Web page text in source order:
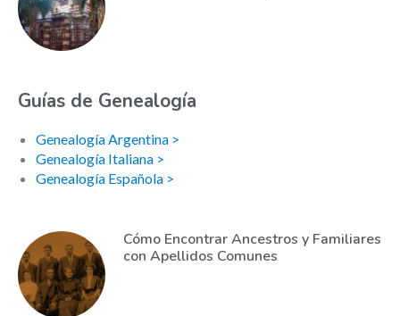
Guías de Genealogía
Genealogía Argentina >
Genealogía Italiana >
Genealogía Española >
Cómo Encontrar Ancestros y Familiares
con Apellidos Comunes